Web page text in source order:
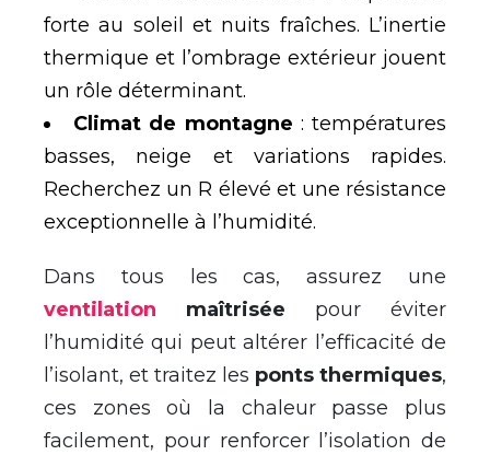
forte au soleil et nuits fraîches. L’inertie
thermique et l’ombrage extérieur jouent
un rôle déterminant.
Climat de montagne : températures
basses, neige et variations rapides.
Recherchez un R élevé et une résistance
exceptionnelle à l’humidité.
Dans tous les cas, assurez une
ventilation maîtrisée pour éviter
l’humidité qui peut altérer l’efficacité de
l’isolant, et traitez les ponts thermiques,
ces zones où la chaleur passe plus
facilement, pour renforcer l’isolation de